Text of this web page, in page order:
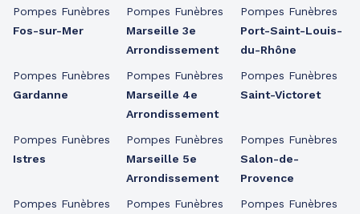
Pompes Funèbres
Fos-sur-Mer
Pompes Funèbres
Gardanne
Pompes Funèbres
Istres
Pompes Funèbres
Pompes Funèbres
Marseille 3e
Arrondissement
Pompes Funèbres
Marseille 4e
Arrondissement
Pompes Funèbres
Marseille 5e
Arrondissement
Pompes Funèbres
Pompes Funèbres
Port-Saint-Louis-
du-Rhône
Pompes Funèbres
Saint-Victoret
Pompes Funèbres
Salon-de-
Provence
Pompes Funèbres